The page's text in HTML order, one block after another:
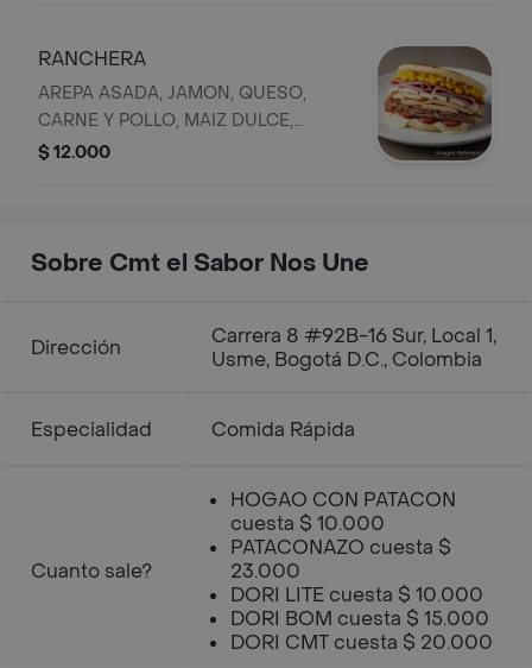
RANCHERA
AREPA ASADA, JAMON, QUESO,
CARNE Y POLLO, MAIZ DULCE,
SALCHICHA AMERICANA
$ 12.000
Sobre Cmt el Sabor Nos Une
Dirección
Carrera 8 #92B-16 Sur, Local 1,
Usme, Bogotá D.C., Colombia
Especialidad Comida Rápida
Cuanto sale?
HOGAO CON PATACON
cuesta $ 10.000
PATACONAZO cuesta $
23.000
DORI LITE cuesta $ 10.000
DORI BOM cuesta $ 15.000
DORI CMT cuesta $ 20.000